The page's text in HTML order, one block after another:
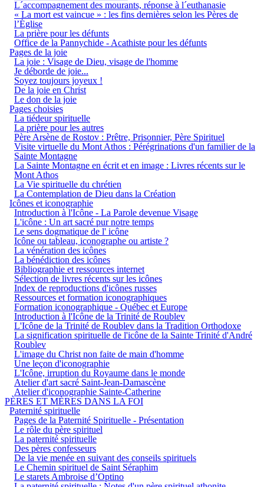
L´accompagnement des mourants, réponse à l´euthanasie
« La mort est vaincue » : les fins dernières selon les Pères de
l’Église
La prière pour les défunts
Office de la Pannychide - Acathiste pour les défunts
Pages de la joie
La joie : Visage de Dieu, visage de l'homme
Je déborde de joie...
Soyez toujours joyeux !
De la joie en Christ
Le don de la joie
Pages choisies
La tiédeur spirituelle
La prière pour les autres
Père Arsène de Rostov : Prêtre, Prisonnier, Père Spirituel
Visite virtuelle du Mont Athos : Pérégrinations d'un familier de la
Sainte Montagne
La Sainte Montagne en écrit et en image : Livres récents sur le
Mont Athos
La Vie spirituelle du chrétien
La Contemplation de Dieu dans la Création
Icônes et iconographie
Introduction à l'Icône - La Parole devenue Visage
L'icône : Un art sacré pur notre temps
Le sens dogmatique de l' icône
Icône ou tableau, iconographe ou artiste ?
La vénération des icônes
La bénédiction des icônes
Bibliographie et ressources internet
Sélection de livres récents sur les icônes
Index de reproductions d'icônes russes
Ressources et formation iconographiques
Formation iconographique - Québec et Europe
Introduction à l'Icône de la Trinité de Roublev
L'Icône de la Trinité de Roublev dans la Tradition Orthodoxe
La signification spirituelle de l'icône de la Sainte Trinité d'André
Roublev
L'image du Christ non faite de main d'homme
Une leçon d'iconographie
L'Icône, irruption du Royaume dans le monde
Atelier d'art sacré Saint-Jean-Damascène
Atelier d'iconographie Sainte-Catherine
PÈRES ET MÈRES DANS LA FOI
Paternité spirituelle
Pages de la Paternité Spirituelle - Présentation
Le rôle du père spirituel
La paternité spirituelle
Des pères confesseurs
De la vie menée en suivant des conseils spirituels
Le Chemin spirituel de Saint Séraphim
Le starets Ambroise d’Optino